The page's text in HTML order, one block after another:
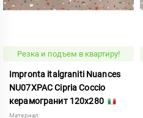
Резка и подъем в квартиру!
Impronta italgraniti Nuances
NU07XPAC Cipria Coccio
керамогранит 120x280
Материал: